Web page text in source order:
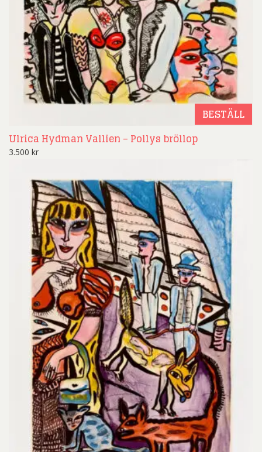
BESTÄLL
Ulrica Hydman Vallien – Pollys bröllop
3.500 kr